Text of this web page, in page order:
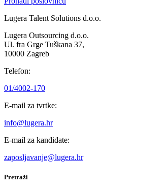
Lugera Talent Solutions d.o.o.
Lugera Outsourcing d.o.o.
Ul. fra Grge Tuškana 37,
10000 Zagreb
Telefon:
01/4002-170
E-mail za tvrtke:
info@lugera.hr
E-mail za kandidate:
zaposljavanje@lugera.hr
Pretraži